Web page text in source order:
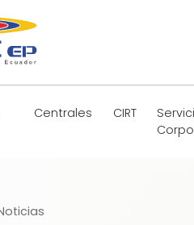
Centrales CIRT